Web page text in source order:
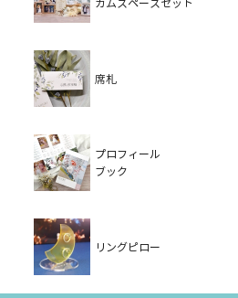
カムスペースセット
席札
プロフィール
ブック
リングピロー